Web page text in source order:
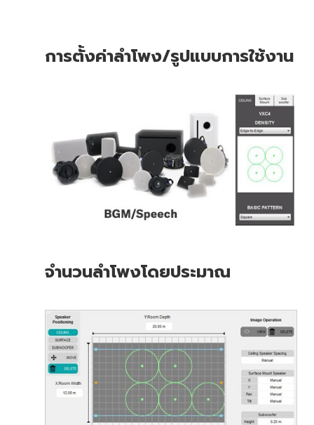
การตั้งค่าลำโพง/รูปแบบการใช้งาน
จำนวนลำโพงโดยประมาณ